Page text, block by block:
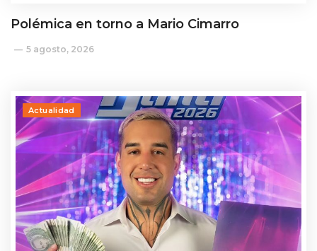
Polémica en torno a Mario Cimarro
5 agosto, 2026
Actualidad